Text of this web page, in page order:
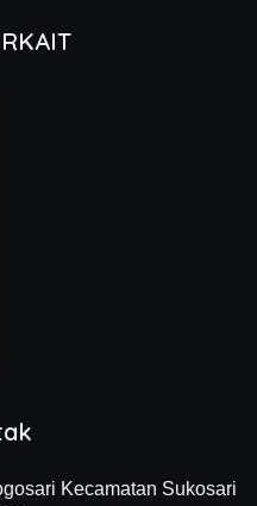
Kecamatan Sukosari